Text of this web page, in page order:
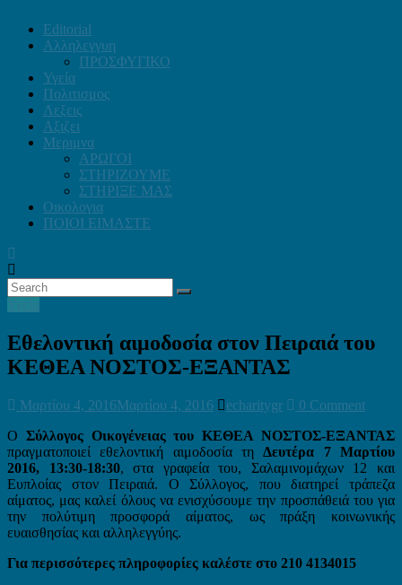
Editorial
Αλληλεγγυη
ΠΡΟΣΦΥΓΙΚΟ
Υγεία
Πολιτισμος
Λεξεις
Αξιζει
Μεριμνα
ΑΡΩΓΟΙ
ΣΤΗΡΙΖΟΥΜΕ
ΣΤΗΡΙΞΕ ΜΑΣ
Οικολογια
ΠΟΙΟΙ ΕΙΜΑΣΤΕ
Εθελοντική αιμοδοσία στον Πειραιά του
ΚΕΘΕΑ ΝΟΣΤΟΣ-ΕΞΑΝΤΑΣ
Μαρτίου 4, 2016Μαρτίου 4, 2016 echaritygr
0 Comment
Ο Σύλλογος Οικογένειας του ΚΕΘΕΑ ΝΟΣΤΟΣ-ΕΞΑΝΤΑΣ
πραγματοποιεί εθελοντική αιμοδοσία τηΔευτέρα 7 Μαρτίου
2016, 13:30-18:30, στα γραφεία του, Σαλαμινομάχων 12 και
Ευπλοίας στον Πειραιά. Ο Σύλλογος, που διατηρεί τράπεζα
αίματος, μας καλεί όλους να ενισχύσουμε την προσπάθειά του για
την πολύτιμη προσφορά αίματος, ως πράξη κοινωνικής
ευαισθησίας και αλληλεγγύης.
Για περισσότερες πληροφορίες καλέστε στο 210 4134015